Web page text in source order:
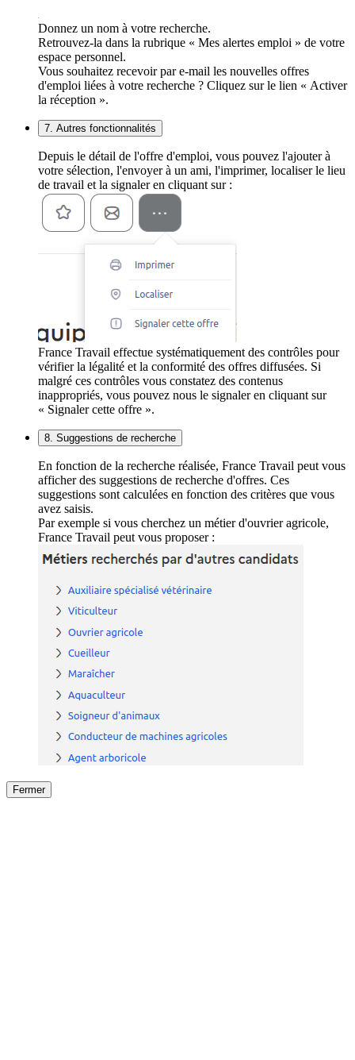
Donnez un nom à votre recherche.
Retrouvez-la dans la rubrique « Mes alertes emploi » de votre
espace personnel.
Vous souhaitez recevoir par e-mail les nouvelles offres
d'emploi liées à votre recherche ? Cliquez sur le lien « Activer
la réception ».
7. Autres fonctionnalités
Depuis le détail de l'offre d'emploi, vous pouvez l'ajouter à
votre sélection, l'envoyer à un ami, l'imprimer, localiser le lieu
de travail et la signaler en cliquant sur :
France Travail effectue systématiquement des contrôles pour
vérifier la légalité et la conformité des offres diffusées. Si
malgré ces contrôles vous constatez des contenus
inappropriés, vous pouvez nous le signaler en cliquant sur
« Signaler cette offre ».
8. Suggestions de recherche
En fonction de la recherche réalisée, France Travail peut vous
afficher des suggestions de recherche d'offres. Ces
suggestions sont calculées en fonction des critères que vous
avez saisis.
Par exemple si vous cherchez un métier d'ouvrier agricole,
France Travail peut vous proposer :
Fermer